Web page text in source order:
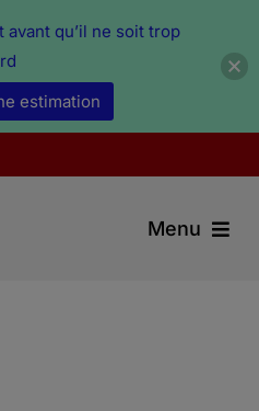
Menu
qu’il ne soit trop
estimation